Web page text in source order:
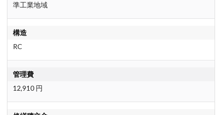
準工業地域
構造
RC
管理費
12,910 円